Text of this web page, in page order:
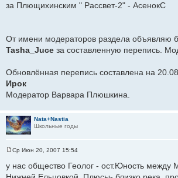
за Плющихинским " Рассвет-2" - АсенокС
От имени модераторов раздела объявляю
Tasha_Juce за составленную перепись.
Обновлённая перепись составлена на
Ирок
Модератор Варвара Плюшкина.
Nata+Nastia
Школьные годы
о
б
Ср Июн 20, 2007 15:54
у нас общество Геолог - ост.Юность между